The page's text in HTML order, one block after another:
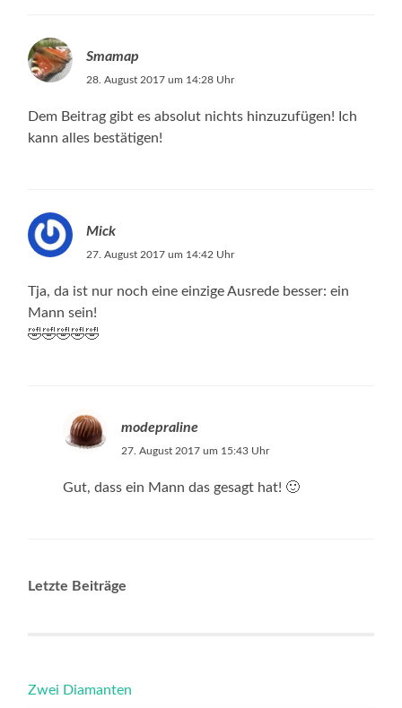
Smamap
28. August 2017 um 14:28 Uhr
Dem Beitrag gibt es absolut nichts hinzuzufügen! Ich
kann alles bestätigen!
Mick
27. August 2017 um 14:42 Uhr
Tja, da ist nur noch eine einzige Ausrede besser: ein
Mann sein!
🤣🤣🤣🤣🤣
modepraline
27. August 2017 um 15:43 Uhr
Gut, dass ein Mann das gesagt hat! 🙂
Letzte Beiträge
Zwei Diamanten